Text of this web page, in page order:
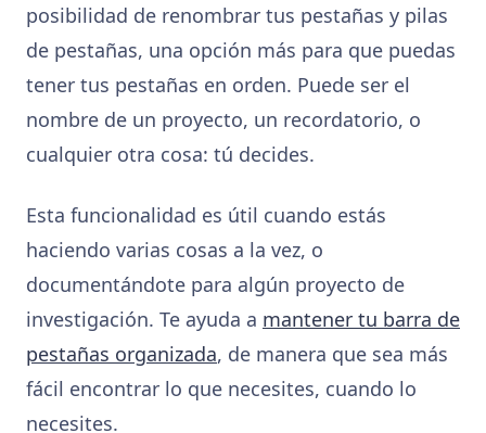
posibilidad de renombrar tus pestañas y pilas
de pestañas, una opción más para que puedas
tener tus pestañas en orden. Puede ser el
nombre de un proyecto, un recordatorio, o
cualquier otra cosa: tú decides.
Esta funcionalidad es útil cuando estás
haciendo varias cosas a la vez, o
documentándote para algún proyecto de
investigación. Te ayuda a mantener tu barra de
pestañas organizada, de manera que sea más
fácil encontrar lo que necesites, cuando lo
necesites.